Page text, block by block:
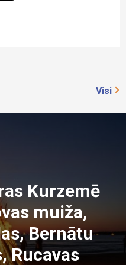
Visi
Kurzemē
muiža,
Bernātu
Rucavas